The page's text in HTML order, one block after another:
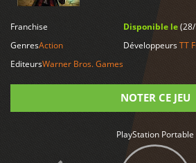
Franchise
GenresAction
EditeursWarner Bros. Games
Disponible le
DéveloppeursTT
NOTER CE JEU
PlayStation Portable